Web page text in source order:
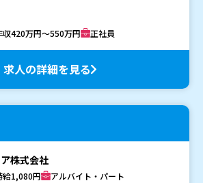
収420万円～550万円 正社員
求人の詳細を見る
株式会社
給1,080円 アルバイト・パート